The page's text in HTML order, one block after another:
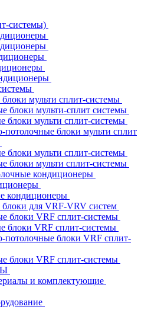
системы)
мульти сплит-системы
блоки мульти-сплит системы
блоки мульти сплит-системы
потолочные блоки мульти сплит
блоки мульти сплит-системы
блоки мульти сплит-системы
кондиционеры
кондиционеры
для VRF-VRV систем
блоки VRF сплит-системы
блоки VRF сплит-системы
потолочные блоки VRF сплит-
блоки VRF сплит-системы
и комплектующие